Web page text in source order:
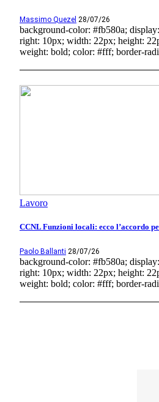
Massimo Quezel 28/07/26
background-color: #fb580a;
right: 10px; width: 22px; height:
weight: bold; color: #fff; border-
Lavoro
CCNL Funzioni locali: ecco l’accordo
Paolo Ballanti 28/07/26
background-color: #fb580a;
right: 10px; width: 22px; height:
weight: bold; color: #fff; border-